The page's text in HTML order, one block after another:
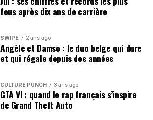
fous après dix ans de carrière
SWIPE 2 ans ago
Angèle et Damso : le duo belge qui dure
et qui régale depuis des années
CULTURE PUNCH 3 ans ago
GTA VI : quand le rap français s’inspire
de Grand Theft Auto